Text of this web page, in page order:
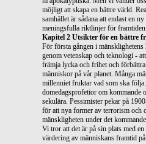
möjligt att skapa en bättre värld.
samhället är sådana att endast en
meningsfulla riktlinjer för framtiden.
Kapitel 2 Utsikter för en bättre
För första gången i
genom vetenskap och teknologi -
främja lycka och frihet och
människor på vår planet. Många
millenniet fruktar vad som ska
domedagsprofetior om kommande
sekulära. Pessimister pekar på
för att nya former av terrorism och
mänskligheten under det
Vi tror att det är på sin plats med
värdering av människans framtid